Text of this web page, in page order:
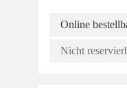
Online
Nicht